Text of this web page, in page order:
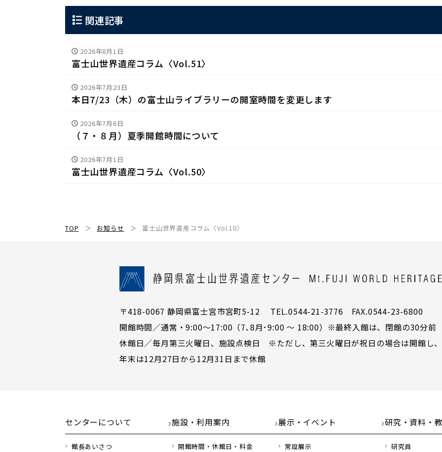
関連記事
2026年8月1日
富士山世界遺産コラム〈Vol.51〉
2026年7月23日
本日7/23（木）の富士山ライブラリーの開室時間を変更します
2026年7月6日
（７・８月）夏季開館時間について
2026年7月1日
富士山世界遺産コラム〈Vol.50〉
TOP お知らせ 富士山世界遺産コラム〈Vol.10〉
〒418-0067 静岡県富士宮市宮町5-12 TEL.0544-21-3776 FAX.0544-23-6800
開館時間／通常・9:00〜17:00（7､8月･9:00 ～ 18:00）※最終入館は、閉館の30分前
休館日／毎月第三火曜日、施設点検日 ※ただし、第三火曜日が祝日の場合は開館し、
年末は12月27日から12月31日まで休館
センターについて
館長あいさつ
施設・利用案内
開館時間・休館日・料金
展示・イベント
常設展示
研究・資料・
研究員